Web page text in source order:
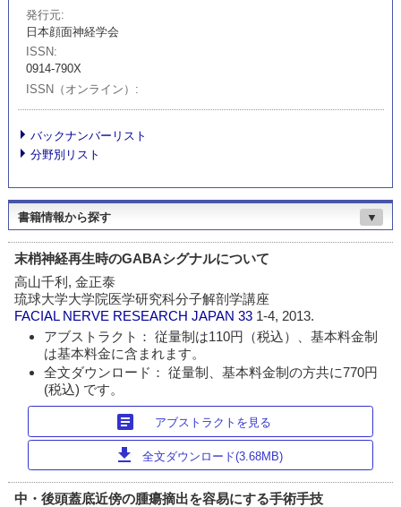
発行元
日本顔面神経学会
ISSN
0914-790X
ISSN（オンライン）
バックナンバーリスト
分野別リスト
書籍情報から探す ▼
末梢神経再生時のGABAシグナルについて
高山千利, 金正泰
琉球大学大学院医学研究科分子解剖学講座
FACIAL NERVE RESEARCH JAPAN 33 1-4, 2013.
アブストラクト： 従量制は110円（税込）、基本料金制
は基本料金に含まれます。
全文ダウンロード： 従量制、基本料金制の方共に770円
(税込) です。
article アブストラクトを見る
download 全文ダウンロード(3.68MB)
中・後頭蓋底近傍の腫瘍摘出を容易にする手術手技